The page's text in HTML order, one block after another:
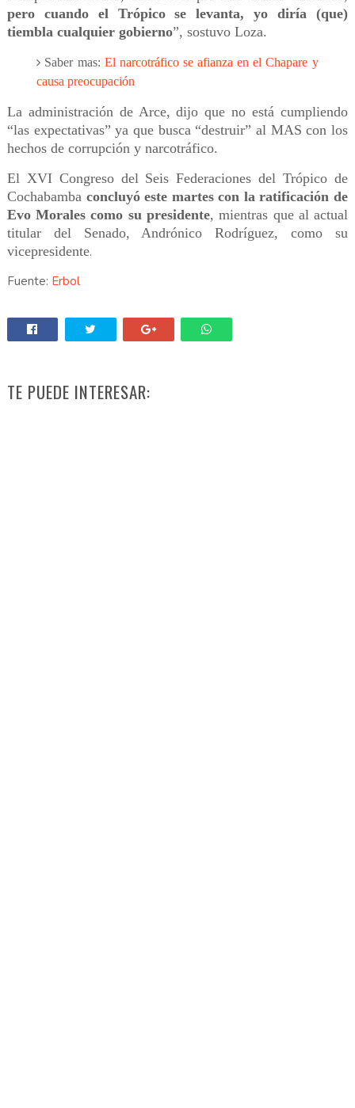
pero cuando el Trópico se levanta, yo diría (que)
tiembla cualquier gobierno”, sostuvo Loza.
Saber mas: El narcotráfico se afianza en el Chapare y
causa preocupación
La administración de Arce, dijo que no está cumpliendo
“las expectativas” ya que busca “destruir” al MAS con los
hechos de corrupción y narcotráfico.
El XVI Congreso del Seis Federaciones del Trópico de
Cochabamba concluyó este martes con la ratificación de
Evo Morales como su presidente, mientras que al actual
titular del Senado, Andrónico Rodríguez, como su
vicepresidente.
Fuente: Erbol
TE PUEDE INTERESAR: